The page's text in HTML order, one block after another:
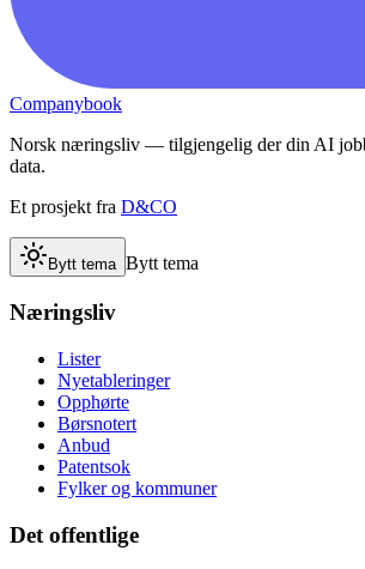
Companybook
Norsk næringsliv — tilgjengelig der din AI
data.
Et prosjekt fra D&CO
Bytt tema Bytt tema
Næringsliv
Lister
Nyetableringer
Opphørte
Børsnotert
Anbud
Patentsok
Fylker og kommuner
Det offentlige